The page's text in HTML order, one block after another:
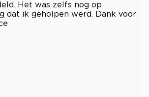
Het was zelfs nog op
dat ik geholpen werd. Dank voor